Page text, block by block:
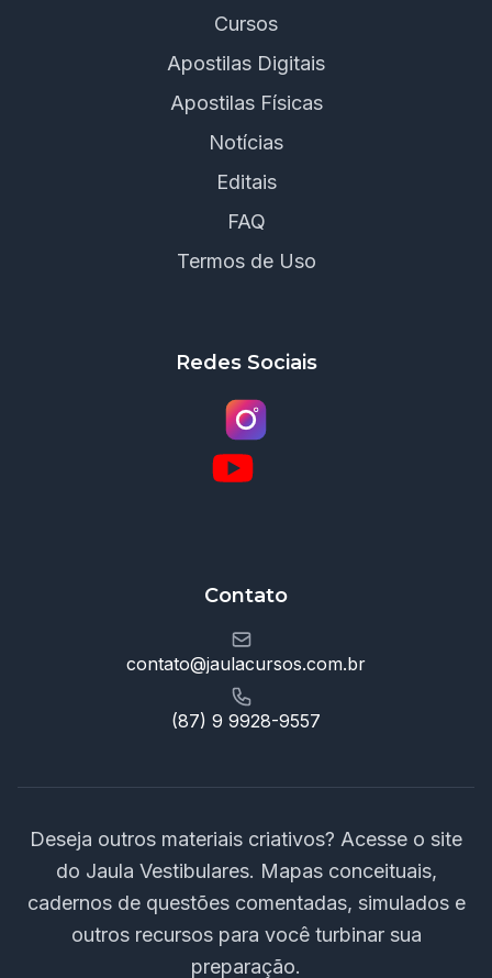
Cursos
Apostilas Digitais
Apostilas Físicas
Notícias
Editais
FAQ
Termos de Uso
Redes Sociais
Contato
contato@jaulacursos.com.br
(87) 9 9928-9557
Deseja outros materiais criativos? Acesse o site
do Jaula Vestibulares. Mapas conceituais,
cadernos de questões comentadas, simulados e
outros recursos para você turbinar sua
preparação.